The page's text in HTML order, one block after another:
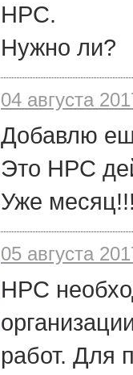
НРС.
Нужно ли?
04 августа
Добавлю
Это НРС
Уже
05 августа
НРС
работ. Для